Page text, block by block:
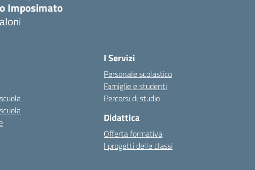
Imposimato
I Servizi
Personale scolastico
Famiglie e studenti
Percorsi di studio
Didattica
Offerta formativa
I progetti delle classi